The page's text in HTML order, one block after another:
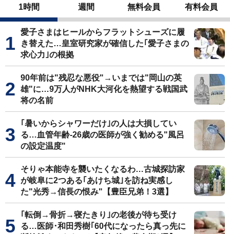
1時間 週間 無料会員 有料会員
愛子さまはヒールからフラットシューズに履
き替えた…皇室研究家が確信した｢愛子さまの
求心力｣の根拠
90年前は"残忍な悪役"→いまでは"岡山の英
雄"に…9万人がNHK大河化を熱望する戦国武
将の名前
｢暑いからシャワーだけ｣の人は大損してい
る…血管年齢-26歳の医師が強く勧める"風呂
の設定温度"
そりゃ本能寺を襲いたくなるわ…古城探訪家
が岐阜に2つある｢あけち城｣を訪ね実感し
た"光秀→信長の恨み"【豊臣兄弟！3選】
｢転倒→骨折→寝たきり｣の老後が待ち受け
る…医師･和田秀樹｢60代になったら真っ先に